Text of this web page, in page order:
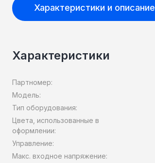
Характеристики и описание
Характеристики
Партномер:
Модель:
Тип оборудования:
Цвета, использованные в
оформлении:
Управление:
Макс. входное напряжение: